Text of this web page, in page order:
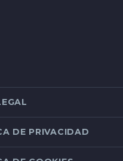
DE PRIVACIDAD